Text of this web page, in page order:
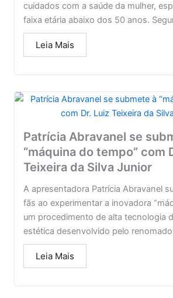
cuidados com a saúde da mulher,
faixa etária abaixo dos 50 anos.
Leia Mais
Patrícia Abravanel se
“máquina do tempo” com
Teixeira da Silva Junior
A apresentadora Patrícia Abravanel
fãs ao experimentar a inovadora
um procedimento de alta tecnologia
estética desenvolvido pelo
Leia Mais